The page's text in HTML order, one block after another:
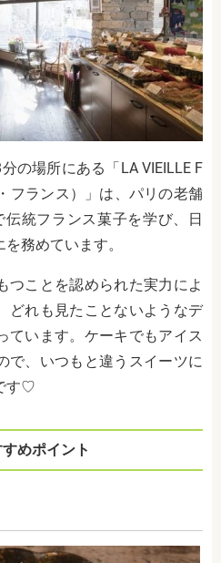
の場所にある 「LA VIEILLE F
フランス）」は、パリの老舗
伝統フランス菓子を学び、日
務めています。
つことを認められた実力によ
どれも見たことないようなデ
ています。ケーキでもアイス
で、いつもと違うスイーツに
す♡
すめポイント